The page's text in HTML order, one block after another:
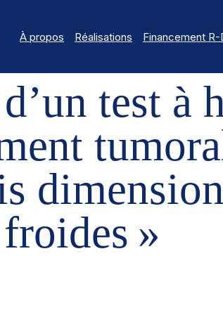
À propos Réalisations Financement R-
D’UN TEST À HAUT DÉBIT SUR LE
test à
»